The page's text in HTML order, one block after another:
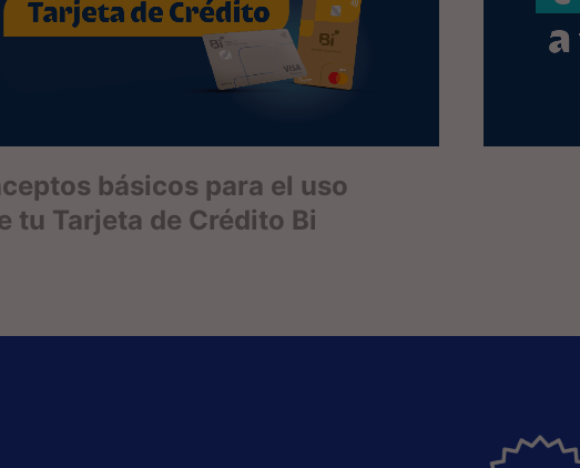
básicos para el uso
tu Tarjeta de Crédito Bi